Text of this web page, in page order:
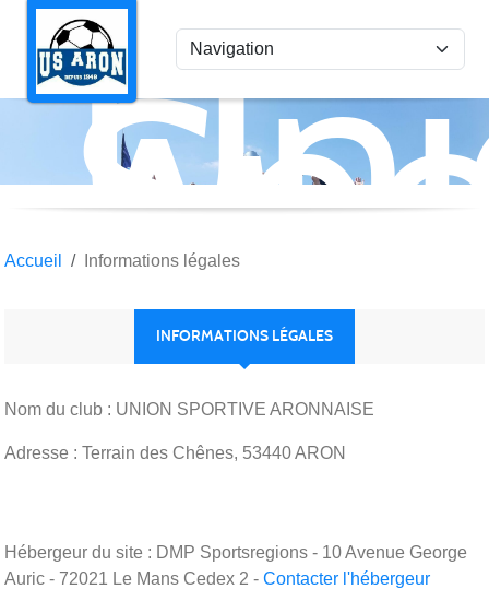
Accueil Informations légales
INFORMATIONS LÉGALES
Nom du club : UNION SPORTIVE ARONNAISE
Adresse : Terrain des Chênes, 53440 ARON
Hébergeur du site : DMP Sportsregions - 10 Avenue George
Auric - 72021 Le Mans Cedex 2 - Contacter l'hébergeur
Panneau de gestion des cookies